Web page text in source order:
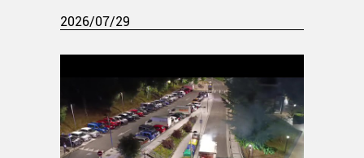
2026/07/29